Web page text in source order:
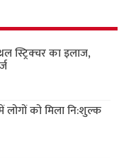
स्ट्रिक्चर का इलाज,
को मिला नि:शुल्क